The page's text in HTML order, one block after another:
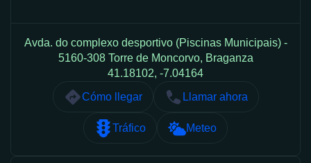
Avda. do complexo desportivo (Piscinas Municipais) -
5160-308 Torre de Moncorvo, Braganza
41.18102, -7.04164
Cómo llegar
Llamar ahora
Tráfico Meteo